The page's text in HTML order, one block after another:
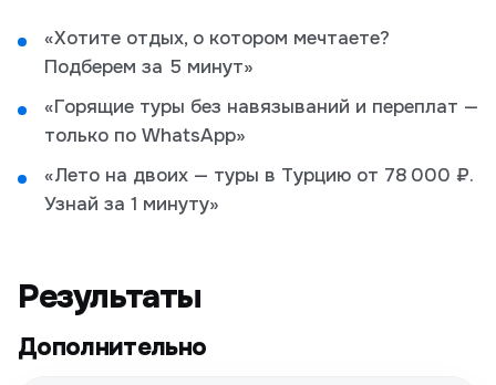
«Хотите отдых, о котором мечтаете?
Подберем за 5 минут»
«Горящие туры без навязываний и переплат —
только по WhatsApp»
«Лето на двоих — туры в Турцию от 78 000 ₽.
Узнай за 1 минуту»
Результаты
Дополнительно